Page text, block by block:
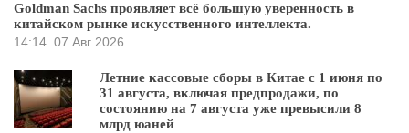
Goldman Sachs проявляет всё большую уверенность в
китайском рынке искусственного интеллекта.
14:14 07 Авг 2026
Летние кассовые сборы в Китае с 1 июня по
31 августа, включая предпродажи, по
состоянию на 7 августа уже превысили 8
млрд юаней